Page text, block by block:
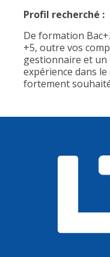
Profil recherché :
De formation
+5, outre vos
gestionnaire et un
expérience dans
fortement